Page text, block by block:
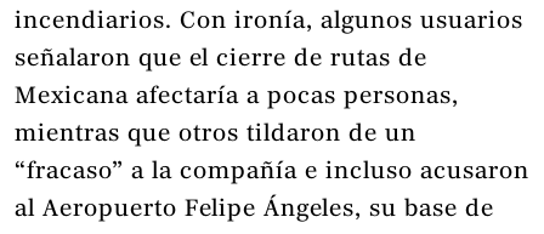
incendiarios. Con ironía, algunos usuarios
señalaron que el cierre de rutas de
Mexicana afectaría a pocas personas,
mientras que otros tildaron de un
“fracaso” a la compañía e incluso acusaron
al Aeropuerto Felipe Ángeles, su base de